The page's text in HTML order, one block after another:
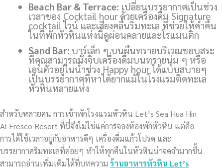
Beach Bar & Terrace: เปลี่ยนบรรยากาศเป็นช่วง
เวลาของ Cocktail hour ด้วยเครื่องดื่ม Signature
cocktail ไวน์ และเสียงคลื่นริมทะเล ที่ช่วยให้ค่ำคืน
ในที่พักหัวหินแห่งนี้ดูผ่อนคลายและโรแมนติก
Sand Bar: บาร์เล็ก ๆ บนผืนทรายบริเวณขอบสระ
ที่คุณสามารถนั่งจิบเครื่องดื่มบนทรายนุ่ม ๆ หรือ
เอนตัวอยู่ในน้ำช่วง Happy hour ได้แบบสบายๆ
เป็นบรรยากาศที่หาได้ยากแม้ในโรงแรมติดทะเล
หัวหินหลายแห่ง
สำหรับหลายคน การเข้าพักโรงแรมหัวหิน Let’s Sea Hua Hin
Al Fresco Resort ที่นี่จึงไม่ใช่แค่การจองห้องพักหัวหิน แต่คือ
การได้ใช้เวลาอยู่กับอาหารดีๆ เครื่องดื่มแก้วโปรด และ
บรรยากาศริมทะเลที่ค่อยๆ ทำให้ทุกคืนในหัวหินน่าจดจำมากขึ้น
สามารถอ่านเพิ่มเติมได้ที่บทความ ร้านอาหารหัวหิน Let’s